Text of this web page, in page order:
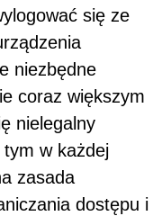
się ze
niezbędne
coraz większym
nielegalny
w każdej
zasada
dostępu i